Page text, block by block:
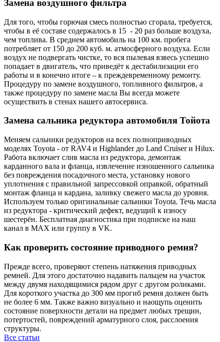
Замена воздушного фильтра
Для того, чтобы горючая смесь полностью сгорала, требуется,
чтобы в её составе содержалось в 15 - 20 раз больше воздуха,
чем топлива. В среднем автомобиль на 100 км. пробега
потребляет от 150 до 200 куб. м. атмосферного воздуха. Если
воздух не подвергать чистке, то вся пылевая взвесь успешно
попадает в двигатель, что приведёт к дестабилизации его
работы и в конечно итоге – к преждевременному ремонту.
Процедуру по замене воздушного, топливного фильтров, а
также процедуру по замене масла Вы всегда можете
осуществить в стенах нашего автосервиса.
Замена сальника редуктора автомобиля Тойота
Меняем сальники редукторов на всех полноприводных
моделях Toyota - от RAV4 и Highlander до Land Cruiser и Hilux.
Работа включает слив масла из редуктора, демонтаж
карданного вала и фланца, извлечение изношенного сальника
без повреждения посадочного места, установку нового
уплотнения с правильной запрессовкой оправкой, обратный
монтаж фланца и кардана, заливку свежего масла до уровня.
Используем только оригинальные сальники Toyota. Течь масла
из редуктора - критический дефект, ведущий к износу
шестерён. Бесплатная диагностика при подписке на наш
канал в MAX или группу в VK.
Как проверить состояние приводного ремня?
Прежде всего, проверяют степень натяжения приводных
ремней. Для этого достаточно надавить пальцем на участок
между двумя находящимися рядом друг с другом роликами.
Для короткого участка до 300 мм прогиб ремня должен быть
не более 6 мм. Также важно визуально и наощупь оценить
состояние поверхности детали на предмет любых трещин,
потертостей, повреждений арматурного слоя, расслоения
структуры.
Все статьи